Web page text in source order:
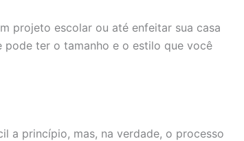
projeto escolar ou até enfeitar sua casa
ter o tamanho e o estilo que você
a princípio, mas, na verdade, o processo